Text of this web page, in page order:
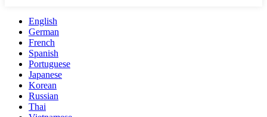
English
German
French
Spanish
Portuguese
Japanese
Korean
Russian
Thai